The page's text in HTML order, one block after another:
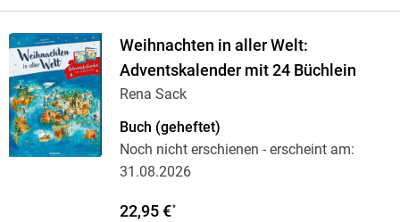
Weihnachten in aller Welt:
Adventskalender mit 24 Büchlein
Rena Sack
Buch (geheftet)
Noch nicht erschienen - erscheint am:
31.08.2026
22,95 €*